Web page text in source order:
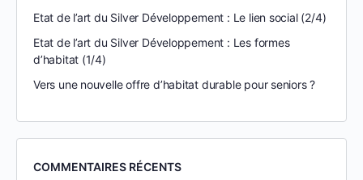
Etat de l’art du Silver Développement : Le lien social (2/4)
Etat de l’art du Silver Développement : Les formes
d’habitat (1/4)
Vers une nouvelle offre d’habitat durable pour seniors ?
COMMENTAIRES RÉCENTS